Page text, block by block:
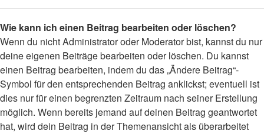
Wie kann ich einen Beitrag bearbeiten oder löschen?
Wenn du nicht Administrator oder Moderator bist, kannst du nur
deine eigenen Beiträge bearbeiten oder löschen. Du kannst
einen Beitrag bearbeiten, indem du das „Ändere Beitrag“-
Symbol für den entsprechenden Beitrag anklickst; eventuell ist
dies nur für einen begrenzten Zeitraum nach seiner Erstellung
möglich. Wenn bereits jemand auf deinen Beitrag geantwortet
hat, wird dein Beitrag in der Themenansicht als überarbeitet